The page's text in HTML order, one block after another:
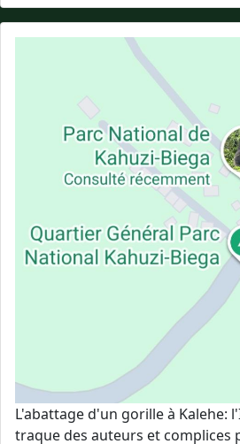
L'abattage d'un gorille à Kalehe:
traque des auteurs et complices